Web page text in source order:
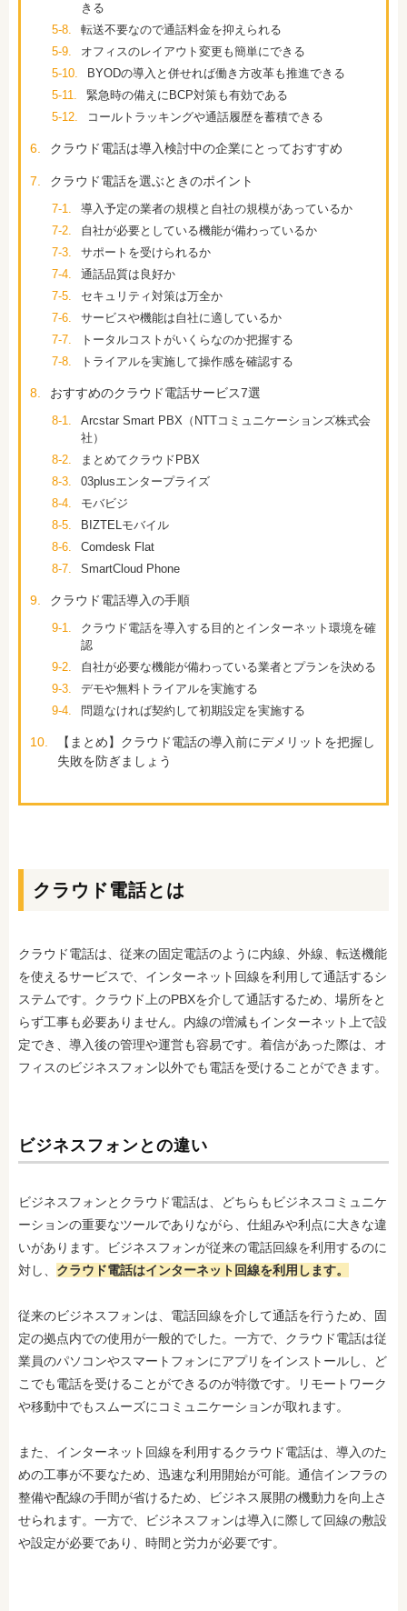
きる
5-8.
転送不要なので通話料金を抑えられる
5-9.
オフィスのレイアウト変更も簡単にできる
5-10.
BYODの導入と併せれば働き方改革も推進できる
5-11.
緊急時の備えにBCP対策も有効である
5-12.
コールトラッキングや通話履歴を蓄積できる
6. クラウド電話は導入検討中の企業にとっておすすめ
7. クラウド電話を選ぶときのポイント
7-1.
導入予定の業者の規模と自社の規模があっているか
7-2.
自社が必要としている機能が備わっているか
7-3.
サポートを受けられるか
7-4.
通話品質は良好か
7-5.
セキュリティ対策は万全か
7-6.
サービスや機能は自社に適しているか
7-7.
トータルコストがいくらなのか把握する
7-8.
トライアルを実施して操作感を確認する
8. おすすめのクラウド電話サービス7選
8-1.
Arcstar Smart PBX（NTTコミュニケーションズ株式会
社）
8-2.
まとめてクラウドPBX
8-3.
03plusエンタープライズ
8-4.
モバビジ
8-5.
BIZTELモバイル
8-6.
Comdesk Flat
8-7.
SmartCloud Phone
9. クラウド電話導入の手順
9-1.
クラウド電話を導入する目的とインターネット環境を確
認
9-2.
自社が必要な機能が備わっている業者とプランを決める
9-3.
デモや無料トライアルを実施する
9-4.
問題なければ契約して初期設定を実施する
10.
【まとめ】クラウド電話の導入前にデメリットを把握し
失敗を防ぎましょう
クラウド電話とは
クラウド電話は、従来の固定電話のように内線、外線、転送機能
を使えるサービスで、インターネット回線を利用して通話するシ
ステムです。クラウド上のPBXを介して通話するため、場所をと
らず工事も必要ありません。内線の増減もインターネット上で設
定でき、導入後の管理や運営も容易です。着信があった際は、オ
フィスのビジネスフォン以外でも電話を受けることができます。
ビジネスフォンとの違い
ビジネスフォンとクラウド電話は、どちらもビジネスコミュニケ
ーションの重要なツールでありながら、仕組みや利点に大きな違
いがあります。ビジネスフォンが従来の電話回線を利用するのに
対し、 クラウド電話はインターネット回線を利用します。
従来のビジネスフォンは、電話回線を介して通話を行うため、固
定の拠点内での使用が一般的でした。一方で、クラウド電話は従
業員のパソコンやスマートフォンにアプリをインストールし、ど
こでも電話を受けることができるのが特徴です。リモートワーク
や移動中でもスムーズにコミュニケーションが取れます。
また、インターネット回線を利用するクラウド電話は、導入のた
めの工事が不要なため、迅速な利用開始が可能。通信インフラの
整備や配線の手間が省けるため、ビジネス展開の機動力を向上さ
せられます。一方で、ビジネスフォンは導入に際して回線の敷設
や設定が必要であり、時間と労力が必要です。